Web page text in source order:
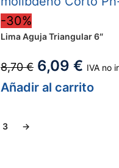
-30%
Lima Aguja Triangular 6″
8,70€ 6,09 € IVA no
Añadir al carrito
3 →